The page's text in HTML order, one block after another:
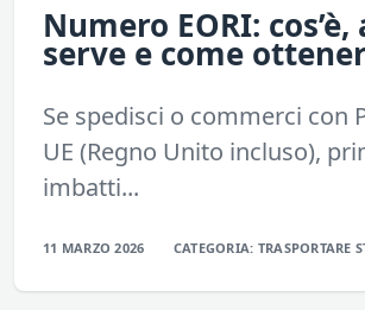
Numero EORI: cos’è,
serve e come
Se spedisci o commerci con
UE (Regno Unito incluso),
imbatti...
11 MARZO 2026 CATEGORIA: TRASPORTARE